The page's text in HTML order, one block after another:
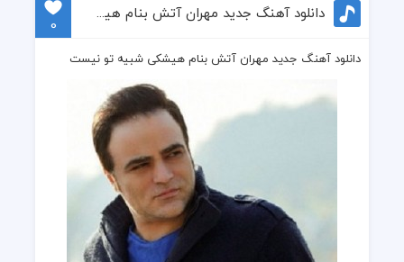
دانلود آهنگ جدید مهران آتش بنام هیشکی شبیه تو نیست
0
دانلود آهنگ جدید مهران آتش بنام هیشکی شبیه تو نیست